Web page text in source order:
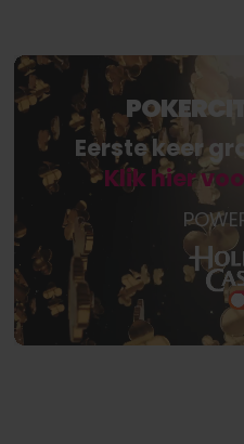
Eerste keer
Klik hier